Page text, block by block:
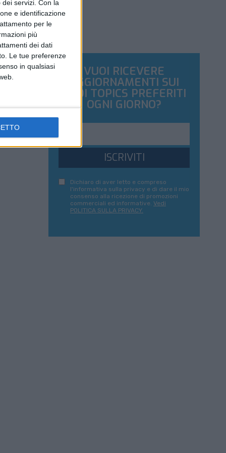
servizi. Con la
e identificazione
per le
più
dei dati
Le tue preferenze
in qualsiasi
VUOI RICEVERE
AGGIORNAMENTI SUI
TUOI TOPICS PREFERITI
OGNI GIORNO?
ISCRIVITI
Dichiaro di aver letto e compreso
l'informativa sulla privacy e di dare il mio
consenso alla ricezione di promozioni
commerciali ed informative. Vedi
POLITICA SULLA PRIVACY.